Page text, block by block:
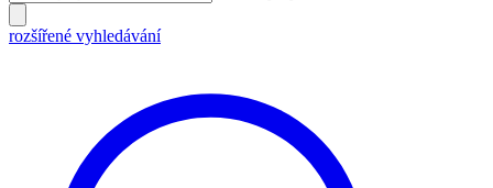
rozšířené vyhledávání